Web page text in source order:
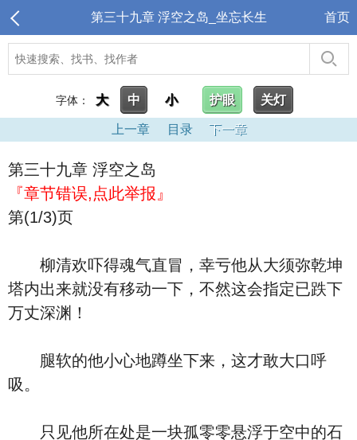
第三十九章 浮空之岛_坐忘长生 首页
字体： 大 中 小 护眼 关灯
上一章 目录 下一章
第三十九章 浮空之岛
『章节错误,点此举报』
第(1/3)页
柳清欢吓得魂气直冒，幸亏他从大须弥乾坤
塔内出来就没有移动一下，不然这会指定已跌下
万丈深渊！
腿软的他小心地蹲坐下来，这才敢大口呼
吸。
只见他所在处是一块孤零零悬浮于空中的石